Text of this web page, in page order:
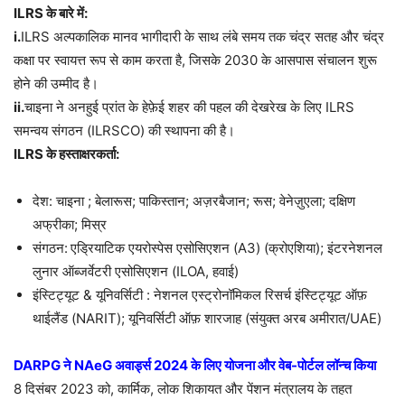
ILRSके बारे में:
i.ILRS अल्पकालिक मानव भागीदारी के साथ लंबे समय तक चंद्र सतह और चंद्र
कक्षा पर स्वायत्त रूप से काम करता है, जिसके 2030 के आसपास संचालन शुरू
होने की उम्मीद है।
ii.चाइना ने अनहुई प्रांत के हेफ़ेई शहर की पहल की देखरेख के लिए ILRS
समन्वय संगठन (ILRSCO) की स्थापना की है।
ILRSके हस्ताक्षरकर्ता:
देश: चाइना ; बेलारूस; पाकिस्तान; अज़रबैजान; रूस; वेनेज़ुएला; दक्षिण
अफ्रीका; मिस्र
संगठन: एड्रियाटिक एयरोस्पेस एसोसिएशन (A3) (क्रोएशिया); इंटरनेशनल
लुनार ऑब्जर्वेटरी एसोसिएशन (ILOA, हवाई)
इंस्टिट्यूट & यूनिवर्सिटी : नेशनल एस्ट्रोनॉमिकल रिसर्च इंस्टिट्यूट ऑफ़
थाईलैंड (NARIT); यूनिवर्सिटी ऑफ़ शारजाह (संयुक्त अरब अमीरात/UAE)
DARPGनेNAeGअवार्ड्स2024के लिए योजना और वेब-पोर्टल लॉन्च किया
8 दिसंबर 2023 को, कार्मिक, लोक शिकायत और पेंशन मंत्रालय के तहत